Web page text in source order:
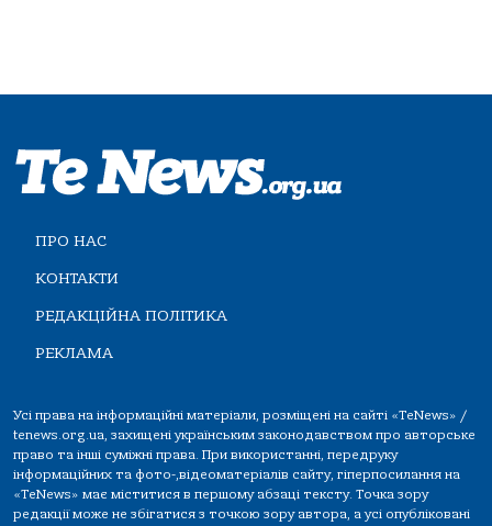
ПРО НАС
КОНТАКТИ
РЕДАКЦІЙНА ПОЛІТИКА
РЕКЛАМА
Усі права на інформаційні матеріали, розміщені на сайті «TeNews» /
tenews.org.ua, захищені українським законодавством про авторське
право та інші суміжні права. При використанні, передруку
інформаційних та фото-,відеоматеріалів сайту, гіперпосилання на
«TeNews» має міститися в першому абзаці тексту. Точка зору
редакції може не збігатися з точкою зору автора, а усі опубліковані